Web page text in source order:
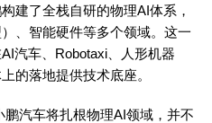
建了全栈自研的物理AI体系，
、智能硬件等多个领域。这一
汽车、Robotaxi、人形机器
的落地提供技术底座。
鹏汽车将扎根物理AI领域，并不